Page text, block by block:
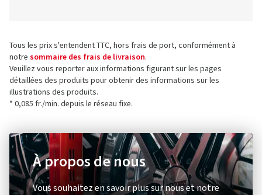
Tous les prix s'entendent TTC, hors frais de port, conformément à
notre sommaire des frais de livraison.
Veuillez vous reporter aux informations figurant sur les pages
détaillées des produits pour obtenir des informations sur les
illustrations des produits.
* 0,085 fr./min. depuis le réseau fixe.
À propos de nous
Vous souhaitez en savoir plus sur nous et notre